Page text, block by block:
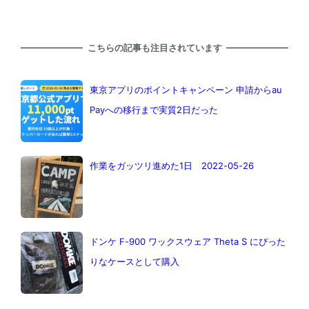
こちらの記事も注目されています
東京アプリのポイントキャンペーン 申請からau
Payへの移行まで実質2日だった
作業をガッツリ進めた1日 2022-05-26
ドンケ F-900 ワックスウェア Theta S にぴった
りなケースとして購入